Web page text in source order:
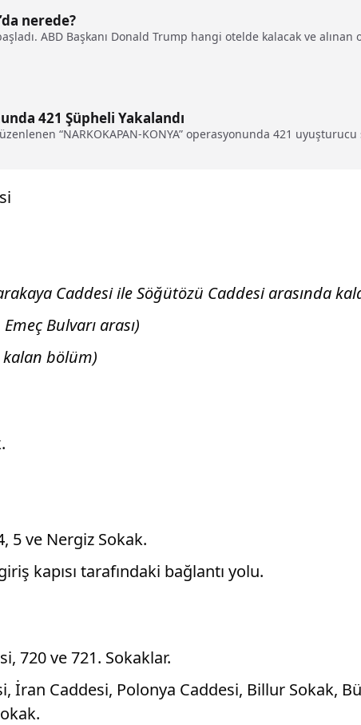
nerede?
ABD Başkanı Donald Trump hangi otelde kalacak ve
421 Şüpheli Yakalandı
“NARKOKAPAN-KONYA” operasyonunda 421 uyuşturucu
Caddesi ile Söğütözü Caddesi arasında
Bulvarı arası)
kalan bölüm)
5 ve Nergiz Sokak.
kapısı tarafındaki bağlantı yolu.
720 ve 721. Sokaklar.
İran Caddesi, Polonya Caddesi, Billur Sokak,